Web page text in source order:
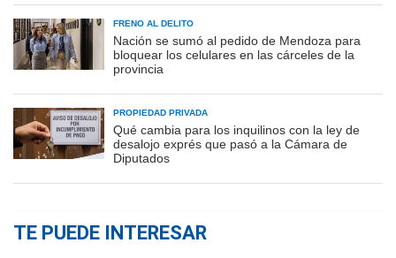
FRENO AL DELITO
Nación se sumó al pedido de Mendoza para
bloquear los celulares en las cárceles de la
provincia
PROPIEDAD PRIVADA
Qué cambia para los inquilinos con la ley de
desalojo exprés que pasó a la Cámara de
Diputados
TE PUEDE INTERESAR